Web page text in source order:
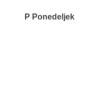
P Ponedeljek